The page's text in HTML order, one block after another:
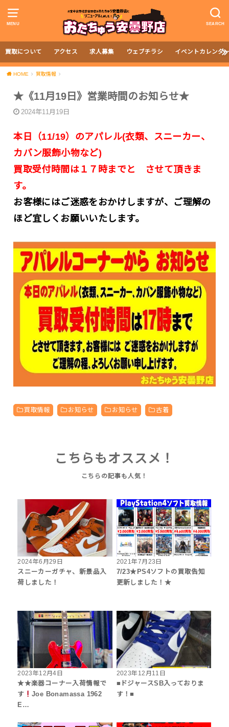
MENU SEARCH
買取について アクセス 求人募集 ウェブチラシ イベントカレンダ
HOME 買取情報
★《11月19日》営業時間のお知らせ★
2024年11月19日
本日（11/19）のアパレル(衣類、スニーカー、
カバン服飾小物など)
買取受付時間は１７時までと させて頂きま
す。
お客様にはご迷惑をおかけしますが、 ご理解の
ほど宜しくお願いいたします。
買取情報 お知らせ お知らせ 古着
こちらもオススメ！
2024年6月29日
スニーカーガチャ、新景品入
荷しました！
2021年7月23日
7/23★PS4ソフトの買取告知
更新しました！★
2023年12月4日
★★楽器コーナー入荷情報で
す
Joe Bonamassa 1962
E…
2023年12月11日
■ドジャースSB入っておりま
す！■